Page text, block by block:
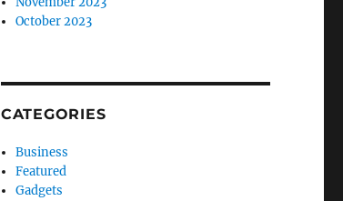
October 2023
CATEGORIES
Business
Featured
Gadgets